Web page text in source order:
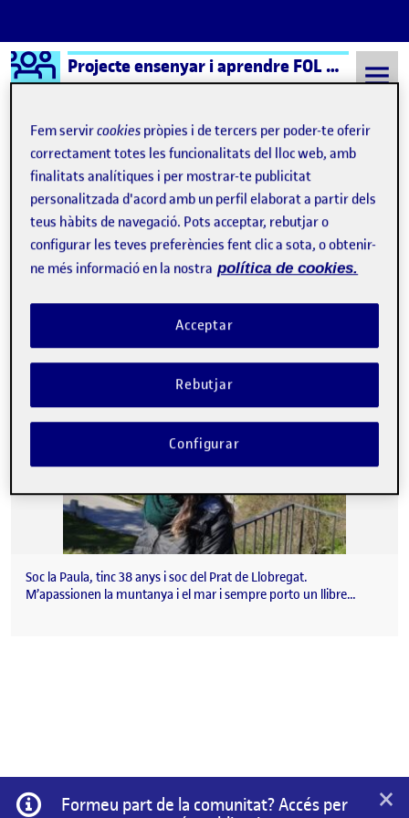
Saltar al contingut
Logo Ágora Projecte ensenyar i aprendre FOL – Aula 1
Semestre 20231 - Aula 1 17 Gener, 2024
17 Gener, 2024
Sobre mi
Publicat per
Paula Vidal Pradell
Data de publicació29 abril, 2024 9:34 pm
-comentariel Sobre mi
Soc la Paula, tinc 38 anys i soc del Prat de Llobregat.
M’apassionen la muntanya i el mar i sempre porto un llibre…
Informació
Formeu part de la comunitat? Accés per
×
Fem servircookies pròpies i de tercers per poder-te oferir
correctament totes les funcionalitats del lloc web, amb
finalitats analítiques i per mostrar-te publicitat
personalitzada d'acord amb un perfil elaborat a partir dels
teus hàbits de navegació. Pots acceptar, rebutjar o
configurar les teves preferències fent clic a sota, o obtenir-
ne més informació en la nostra política de cookies.
Rebutjar
Acceptar
Configurar